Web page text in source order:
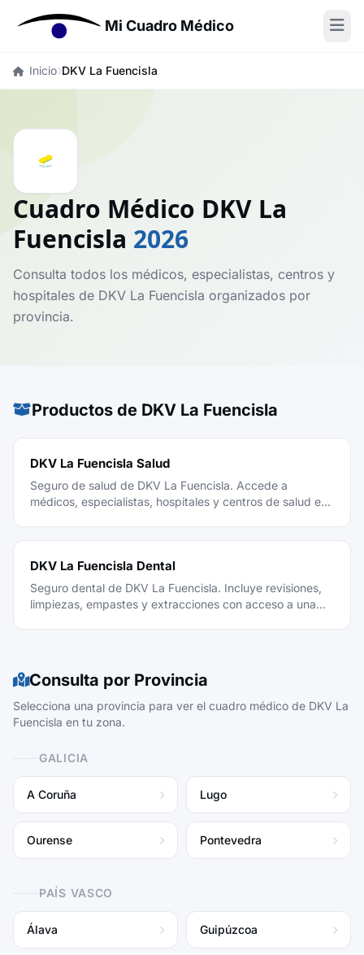
Mi Cuadro Médico
Inicio DKV La Fuencisla
Cuadro Médico DKV La
Fuencisla 2026
Consulta todos los médicos, especialistas, centros y
hospitales de DKV La Fuencisla organizados por
provincia.
Productos de DKV La Fuencisla
DKV La Fuencisla Salud
Seguro de salud de DKV La Fuencisla. Accede a
médicos, especialistas, hospitales y centros de salud en
DKV La Fuencisla Dental
Seguro dental de DKV La Fuencisla. Incluye revisiones,
limpiezas, empastes y extracciones con acceso a una
Consulta por Provincia
Selecciona una provincia para ver el cuadro médico de DKV La
Fuencisla en tu zona.
GALICIA
A Coruña Lugo
Ourense Pontevedra
PAÍS VASCO
Álava Guipúzcoa